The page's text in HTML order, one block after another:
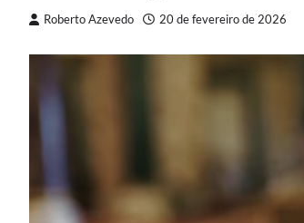
Roberto Azevedo 20 de fevereiro de 2026